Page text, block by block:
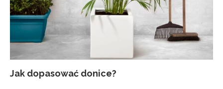
Jak dopasować donice?